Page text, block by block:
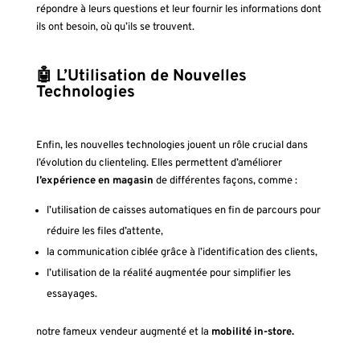
répondre à leurs questions et leur fournir les informations dont
ils ont besoin, où qu’ils se trouvent.
🤖 L’Utilisation de Nouvelles
Technologies
Enfin, les nouvelles technologies jouent un rôle crucial dans
l’évolution du clienteling. Elles permettent d’améliorer
l’expérience en magasin de différentes façons, comme :
l’utilisation de caisses automatiques en fin de parcours pour
réduire les files d’attente,
la communication ciblée grâce à l’identification des clients,
l’utilisation de la réalité augmentée pour simplifier les
essayages.
notre fameux vendeur augmenté et la mobilité in-store.